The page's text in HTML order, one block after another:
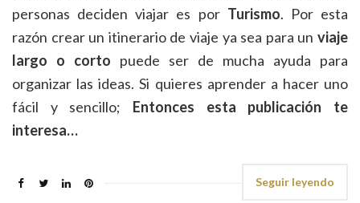
personas deciden viajar es por Turismo. Por esta
razón crear un itinerario de viaje ya sea para un viaje
largo o corto puede ser de mucha ayuda para
organizar las ideas. Si quieres aprender a hacer uno
fácil y sencillo; Entonces esta publicación te
interesa…
Seguir leyendo